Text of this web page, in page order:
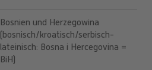
Bosnien und Herzegowina
(bosnisch/kroatisch/serbisch-
lateinisch: Bosna i Hercegovina =
BiH)